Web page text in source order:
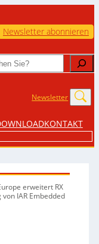
Newsletter abonnieren
Newsletter
KONTAKT
erweitert RX
IAR Embedded